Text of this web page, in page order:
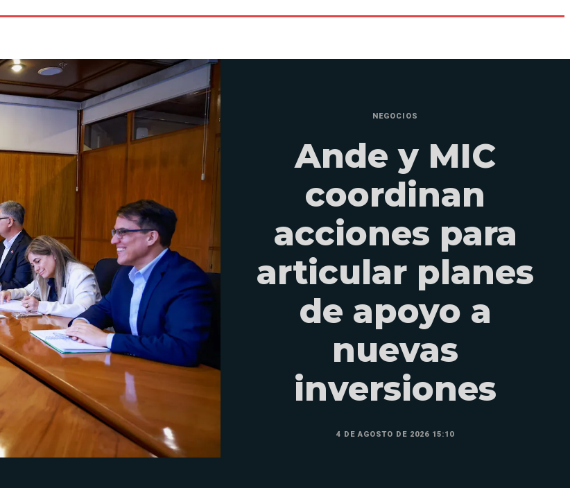
NEGOCIOS
Ande y MIC
coordinan
acciones para
articular planes
de apoyo a
nuevas
inversiones
4 DE AGOSTO DE 2026 15:10